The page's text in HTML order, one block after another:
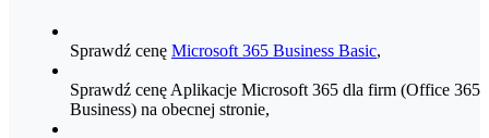
Sprawdź cenę Microsoft 365 Business Basic,
Sprawdź cenę Aplikacje Microsoft 365 dla firm (Office 365
Business) na obecnej stronie,